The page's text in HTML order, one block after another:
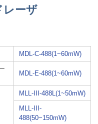
レーザ
MDL-C-488(1~60mW)
MDL-E-488(1~60mW)
MLL-III-488L(1~50mW)
MLL-III-
488(50~150mW)